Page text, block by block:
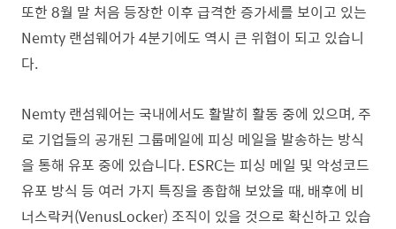
또한 8월 말 처음 등장한 이후 급격한 증가세를 보이고 있는
Nemty 랜섬웨어가 4분기에도 역시 큰 위협이 되고 있습니
다.
Nemty 랜섬웨어는 국내에서도 활발히 활동 중에 있으며, 주
로 기업들의 공개된 그룹메일에 피싱 메일을 발송하는 방식
을 통해 유포 중에 있습니다. ESRC는 피싱 메일 및 악성코드
유포 방식 등 여러 가지 특징을 종합해 보았을 때, 배후에 비
너스락커(VenusLocker) 조직이 있을 것으로 확신하고 있습